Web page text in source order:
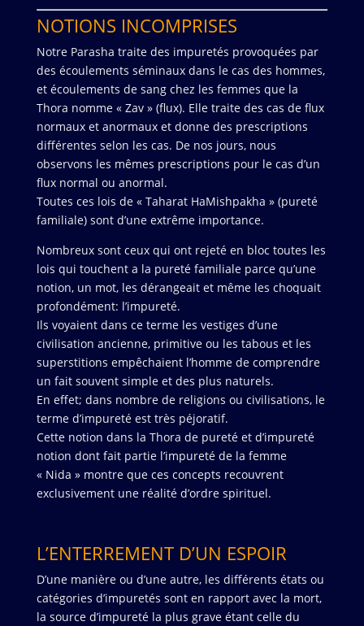
NOTIONS INCOMPRISES
Notre Parasha traite des impuretés provoquées par
des écoulements séminaux dans le cas des hommes,
et écoulements de sang chez les femmes que la
Thora nomme « Zav » (flux). Elle traite des cas de flux
normaux et anormaux et donne des prescriptions
différentes selon les cas. De nos jours, nous
observons les mêmes prescriptions pour le cas d’un
flux normal ou anormal.
Toutes ces lois de « Taharat HaMishpakha » (pureté
familiale) sont d’une extrême importance.
Nombreux sont ceux qui ont rejeté en bloc toutes les
lois qui touchent a la pureté familiale parce qu’une
notion, un mot, les dérangeait et même les choquait
profondément: l’impureté.
Ils voyaient dans ce terme les vestiges d’une
civilisation ancienne, primitive ou les tabous et les
superstitions empêchaient l’homme de comprendre
un fait souvent simple et des plus naturels.
En effet; dans nombre de religions ou civilisations, le
terme d’impureté est très péjoratif.
Cette notion dans la Thora de pureté et d’impureté
notion dont fait partie l’impureté de la femme
« Nida » montre que ces concepts recouvrent
exclusivement une réalité d’ordre spirituel.
L’ENTERREMENT D’UN ESPOIR
D’une manière ou d’une autre, les différents états ou
catégories d’impuretés sont en rapport avec la mort,
la source d’impureté la plus grave étant celle du
Art